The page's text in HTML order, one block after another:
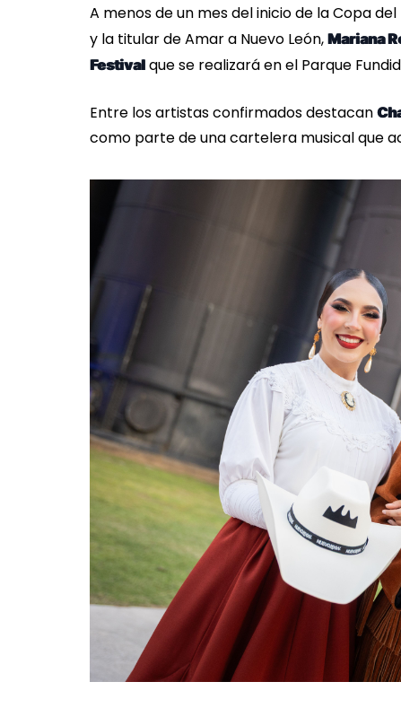
A menos de un mes del inicio de la Copa
y la titular de Amar a Nuevo León, Mariana
Festival que se realizará en el Parque
Entre los artistas confirmados destacan
como parte de una cartelera musical que